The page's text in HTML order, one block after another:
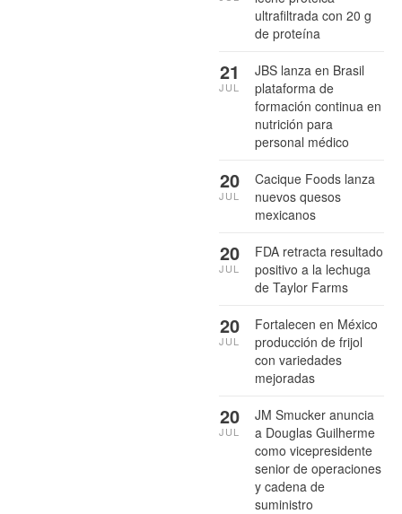
ultrafiltrada con 20 g
de proteína
JBS lanza en Brasil
plataforma de
formación continua en
nutrición para
personal médico
21
JUL
Cacique Foods lanza
nuevos quesos
mexicanos
20
JUL
FDA retracta resultado
positivo a la lechuga
de Taylor Farms
20
JUL
Fortalecen en México
producción de frijol
con variedades
mejoradas
20
JUL
JM Smucker anuncia
a Douglas Guilherme
como vicepresidente
senior de operaciones
y cadena de
suministro
20
JUL